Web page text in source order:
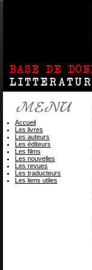
Accueil
Les livres
Les auteurs
Les éditeurs
Les films
Les nouvelles
Les revues
Les traducteurs
Les liens utiles